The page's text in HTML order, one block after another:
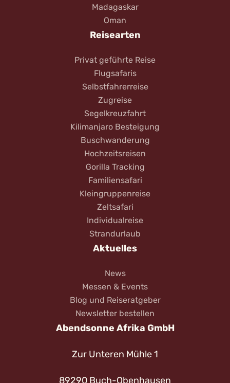
Madagaskar
Oman
Reisearten
Privat geführte Reise
Flugsafaris
Selbstfahrerreise
Zugreise
Segelkreuzfahrt
Kilimanjaro Besteigung
Buschwanderung
Hochzeitsreisen
Gorilla Tracking
Familiensafari
Kleingruppenreise
Zeltsafari
Individualreise
Strandurlaub
Aktuelles
News
Messen & Events
Blog und Reiseratgeber
Newsletter bestellen
Abendsonne Afrika GmbH
Zur Unteren Mühle 1
89290 Buch-Obenhausen